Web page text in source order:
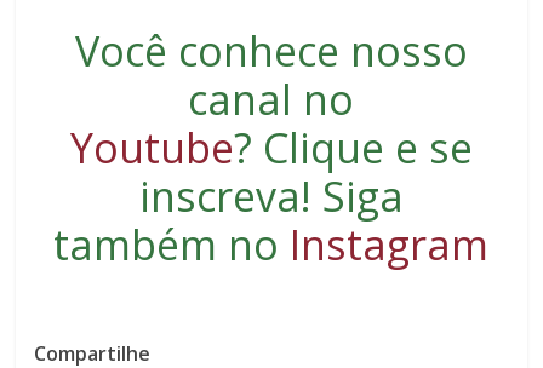
Você conhece nosso
canal no
Youtube? Clique e se
inscreva! Siga
também no Instagram
Compartilhe